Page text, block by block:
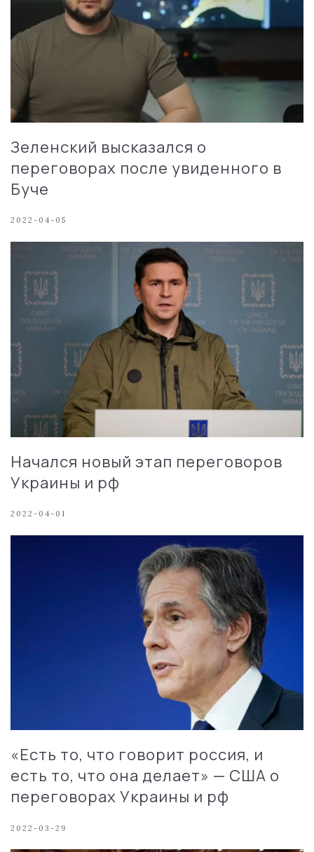
Зеленский высказался о
переговорах после увиденного в
Буче
2022-04-05
Начался новый этап переговоров
Украины и рф
2022-04-01
«Есть то, что говорит россия, и
есть то, что она делает» — США о
переговорах Украины и рф
2022-03-29